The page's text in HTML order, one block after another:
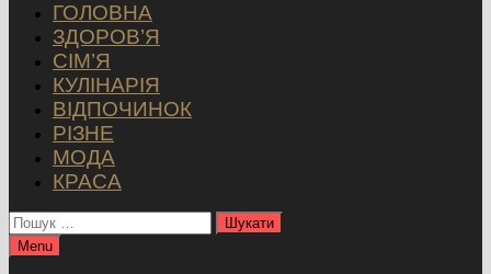
ГОЛОВНА
ЗДОРОВ’Я
СІМ’Я
КУЛІНАРІЯ
ВІДПОЧИНОК
РІЗНЕ
МОДА
КРАСА
Пошук:
Menu